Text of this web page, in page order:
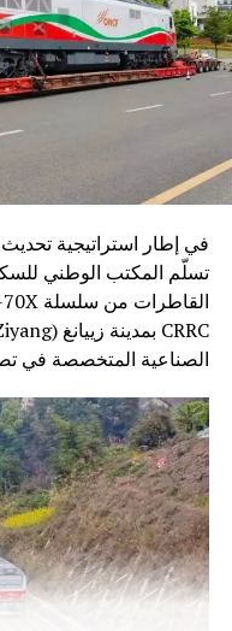
في إطار استراتيجية
الصناعية المتخصصة في